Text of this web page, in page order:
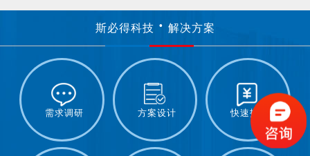
斯必得科技 解决方案
需求调研 方案设计 快速报价